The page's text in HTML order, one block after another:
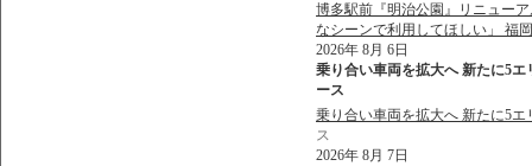
博多駅前『明治公園』リニュー
なシーンで利用してほしい」 福
2026年 8月 6日
乗り合い車両を拡大へ 新たに5エ
ース
乗り合い車両を拡大へ 新たに5
ス
2026年 8月 7日